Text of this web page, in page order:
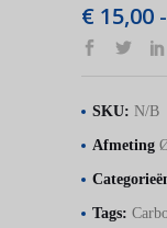
€ 15,00 -
SKU: N/B
Afmeting
Tags: